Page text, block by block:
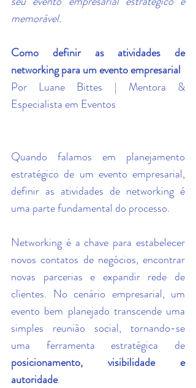
memorável.
Como definir as atividades de
networking para um evento empresarial
Por Luane Bittes | Mentora &
Especialista em Eventos
Quando falamos em planejamento
estratégico de um evento empresarial,
definir as atividades de networking é
uma parte fundamental do processo.
Networking é a chave para estabelecer
novos contatos de negócios, encontrar
novas parcerias e expandir rede de
clientes. No cenário empresarial, um
evento bem planejado transcende uma
simples reunião social, tornando-se
posicionamento, visibilidade e
autoridade.